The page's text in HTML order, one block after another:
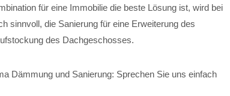
für eine Immobilie die beste Lösung ist, wird bei
sinnvoll, die Sanierung für eine Erweiterung des
des Dachgeschosses.
Dämmung und Sanierung: Sprechen Sie uns einfach